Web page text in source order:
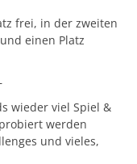
frei, in der zweiten
einen Platz
wieder viel Spiel &
werden
und vieles,